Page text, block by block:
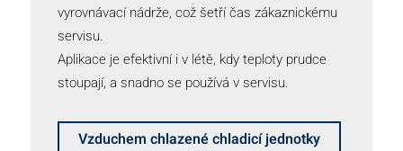
vyrovnávací nádrže, což šetří čas zákaznickému
servisu.
Aplikace je efektivní i v létě, kdy teploty prudce
stoupají, a snadno se používá v servisu.
Vzduchem chlazené chladicí jednotky